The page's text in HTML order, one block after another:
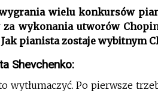
wielu konkursów
za wykonania utworów
pianista zostaje wybitnym
Shevchenko:
wytłumaczyć. Po pierwsze